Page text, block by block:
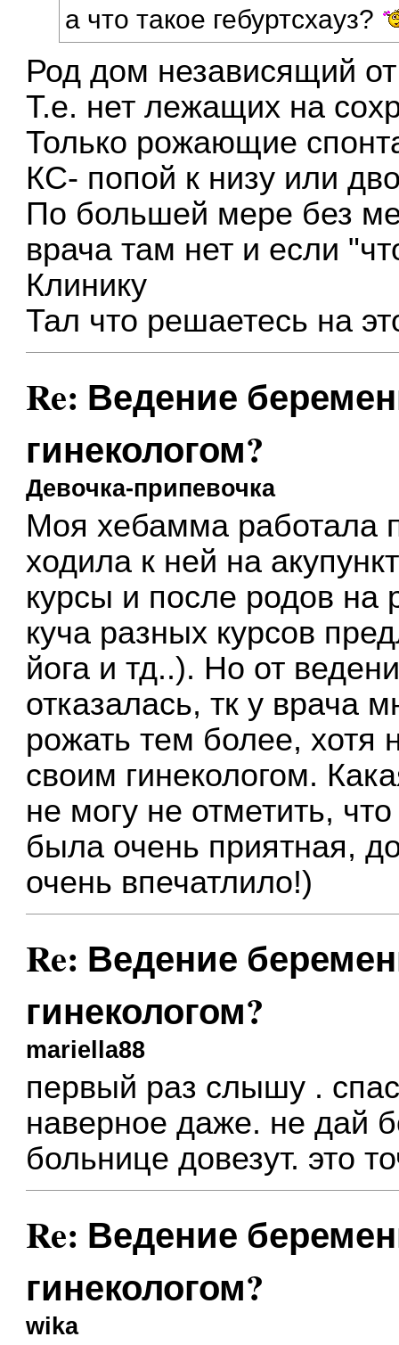
а что такое гебуртсхауз?
Род дом независящий
Т.е. нет лежащих на
Только рожающие
КС- попой к низу или
По большей мере без
врача там нет и если
Клинику
Тал что решаетесь на
Re: Ведение
гинекологом?
Девочка-припевочка
Моя хебамма работала
ходила к ней на
курсы и после родов
куча разных курсов
йога и тд..). Но от
отказалась, тк у врача
рожать тем более, хотя
своим гинекологом.
не могу не отметить,
была очень приятная,
очень впечатлило!)
Re: Ведение
гинекологом?
mariella88
первый раз слышу .
наверное даже. не дай
больнице довезут. это
Re: Ведение
гинекологом?
wika